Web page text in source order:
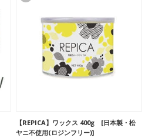
【REPICA】ワックス 400g [日本製・松
ヤニ不使用(ロジンフリー)]